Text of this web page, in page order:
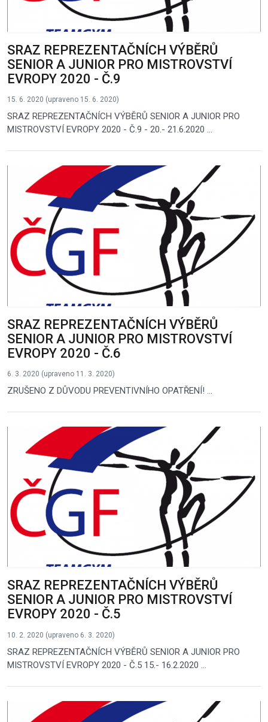
SRAZ REPREZENTAČNÍCH VÝBĚRŮ
SENIOR A JUNIOR PRO MISTROVSTVÍ
EVROPY 2020 - Č.9
15. 6. 2020 (upraveno 15. 6. 2020)
SRAZ REPREZENTAČNÍCH VÝBĚRŮ SENIOR A JUNIOR PRO
MISTROVSTVÍ EVROPY 2020 - Č.9 - 20.- 21.6.2020 ...
SRAZ REPREZENTAČNÍCH VÝBĚRŮ
SENIOR A JUNIOR PRO MISTROVSTVÍ
EVROPY 2020 - Č.6
6. 3. 2020 (upraveno 11. 3. 2020)
ZRUŠENO Z DŮVODU PREVENTIVNÍHO OPATŘENÍ! ...
SRAZ REPREZENTAČNÍCH VÝBĚRŮ
SENIOR A JUNIOR PRO MISTROVSTVÍ
EVROPY 2020 - Č.5
10. 2. 2020 (upraveno 6. 3. 2020)
SRAZ REPREZENTAČNÍCH VÝBĚRŮ SENIOR A JUNIOR PRO
MISTROVSTVÍ EVROPY 2020 - Č.5 15.- 16.2.2020 ...